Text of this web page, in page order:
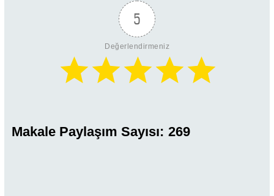
5
Değerlendirmeniz
Makale Paylaşım Sayısı: 269